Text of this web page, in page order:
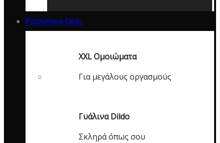
Ρεαλιστικα Dildo
XXL Ομοιώματα
Για μεγάλους οργασμούς
Γυάλινα Dildo
Σκληρά όπως σου